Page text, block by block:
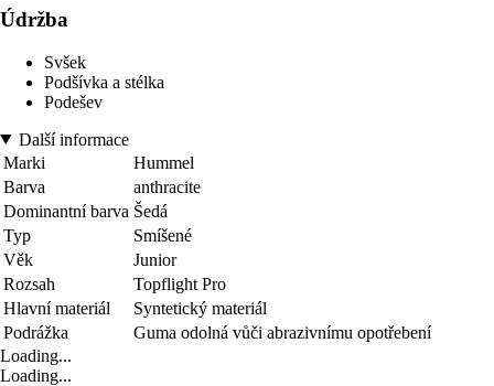
Údržba
Svšek
Podšívka a stélka
Podešev
Další informace
Marki
Hummel
Barva
anthracite
Dominantní barva Šedá
Typ
Smíšené
Věk
Junior
Rozsah
Topflight Pro
Hlavní materiál
Syntetický materiál
Podrážka
Guma odolná vůči abrazivnímu opotřebení
Loading...
Loading...